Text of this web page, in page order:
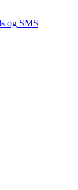
og SMS